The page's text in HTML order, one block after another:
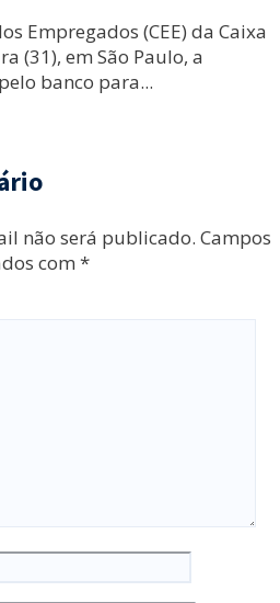
Empregados (CEE) da Caixa
(31), em São Paulo, a
banco para...
não será publicado. Campos
com *